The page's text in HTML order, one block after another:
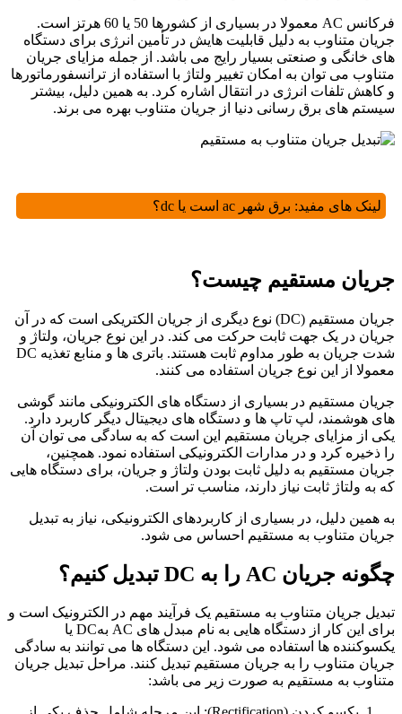
فرکانس AC معمولا در بسیاری از کشورها 50 یا 60 هرتز است.
جریان متناوب به دلیل قابلیت ‌هایش در تأمین انرژی برای دستگاه
‌های خانگی و صنعتی بسیار رایج می باشد. از جمله مزایای جریان
متناوب می ‌توان به امکان تغییر ولتاژ با استفاده از ترانسفورماتورها
و کاهش تلفات انرژی در انتقال اشاره کرد. به همین دلیل، بیشتر
سیستم ‌های برق‌ رسانی دنیا از جریان متناوب بهره می‌ برند.
لینک های مفید: برق شهر ac است یا dc؟
جریان مستقیم چیست؟
جریان مستقیم (DC) نوع دیگری از جریان الکتریکی است که در آن
جریان در یک جهت ثابت حرکت می کند. در این نوع جریان، ولتاژ و
شدت جریان به طور مداوم ثابت هستند. باتری‌ ها و منابع تغذیه DC
معمولا از این نوع جریان استفاده می کنند.
جریان مستقیم در بسیاری از دستگاه‌ های الکترونیکی مانند گوشی
‌های هوشمند، لپ ‌تاپ‌ ها و دستگاه ‌های دیجیتال دیگر کاربرد دارد.
یکی از مزایای جریان مستقیم این است که به ‌سادگی می ‌توان آن
را ذخیره کرد و در مدارات الکترونیکی استفاده نمود. همچنین،
جریان مستقیم به دلیل ثابت بودن ولتاژ و جریان، برای دستگاه ‌هایی
که به ولتاژ ثابت نیاز دارند، مناسب ‌تر است.
به همین دلیل، در بسیاری از کاربردهای الکترونیکی، نیاز به تبدیل
جریان متناوب به مستقیم احساس می ‌شود.
چگونه جریان AC را به DC تبدیل کنیم؟
تبدیل جریان متناوب به مستقیم یک فرآیند مهم در الکترونیک است و
برای این کار از دستگاه‌ هایی به نام مبدل ‌های AC بهDC یا
یکسوکننده‌ ها استفاده می ‌شود. این دستگاه ‌ها می ‌توانند به‌ سادگی
جریان متناوب را به جریان مستقیم تبدیل کنند. مراحل تبدیل جریان
متناوب به مستقیم به صورت زیر می باشد: